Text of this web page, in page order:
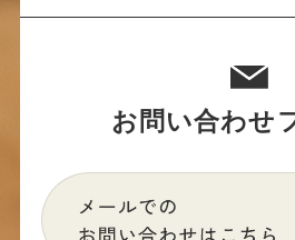
お問い合わせ